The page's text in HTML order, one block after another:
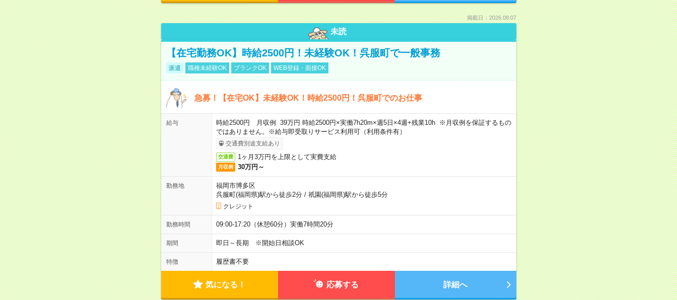
掲載日：2026.08.07
未読
【在宅勤務OK】時給2500円！未経験OK！呉服町で一般事務
派遣 職種未経験OK ブランクOK WEB登録・面接OK
急募！【在宅OK】未経験OK！時給2500円！呉服町でのお仕事
給与
時給2500円 月収例 39万円 時給2500円×実働7h20m×週5日×4週+残業10h ※月収例を保証するもの
ではありません。※給与即受取りサービス利用可（利用条件有）
交通費別途支給あり
交通費 1ヶ月3万円を上限として実費支給
月収例 30万円～
勤務地
福岡市博多区
呉服町(福岡県)駅から徒歩2分/ 祇園(福岡県)駅から徒歩5分
クレジット
勤務時間 09:00-17:20（休憩60分）実働7時間20分
期間 即日～長期 ※開始日相談OK
特徴 履歴書不要
気になる！ 応募する 詳細へ